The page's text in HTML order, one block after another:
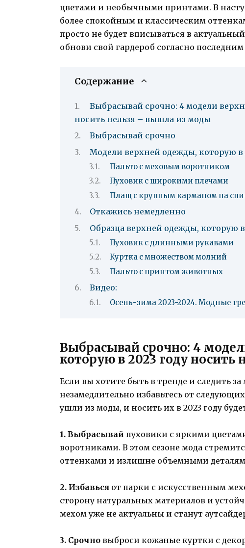
цветами и необычными принтами. В
более спокойным и классическим
просто не будет вписываться в
обнови свой гардероб согласно
Содержание
Выбрасывай срочно: 4 модели
носить нельзя – вышла из моды
Выбрасывай срочно
Модели верхней одежды, которую в
Пальто с меховым воротником
Пуховик с широкими плечами
Плащ с крупным карманом на
Откажись немедленно
Образца верхней одежды, которую
Пуховик с длинными рукавами
Куртка с множеством молний
Пальто с принтом животных
Видео:
Осень-зима 2023-2024. Модные
Выбрасывай срочно: 4
которую в 2023 году
Если вы хотите быть в тренде и следить
незамедлительно избавьтесь от
ушли из моды, и носить их в 2023 году
1. Выбрасывай пуховики с яркими
воротниками. В этом сезоне мода
оттенками и излишне объемными
2. Избавься от парки с искусственным
сторону натуральных материалов и
мехом уже не актуальны и станут
3. Срочно выброси кожаные куртки с